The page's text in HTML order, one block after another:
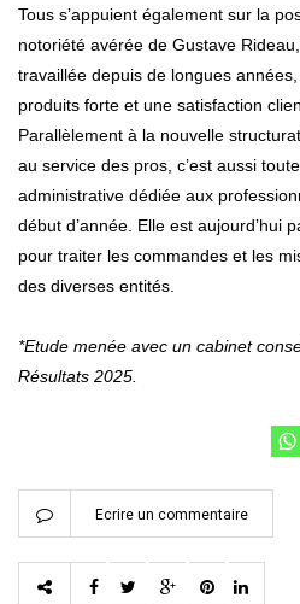
Tous s’appuient également sur la
notoriété avérée de Gustave
travaillée depuis de longues
produits forte et une satisfaction
Parallèlement à la nouvelle
au service des pros, c’est aussi
administrative dédiée aux
début d’année. Elle est aujourd’hui
pour traiter les commandes et les
des diverses entités.
*Etude menée avec un cabinet
Résultats 2025.
Ecrire un commentaire